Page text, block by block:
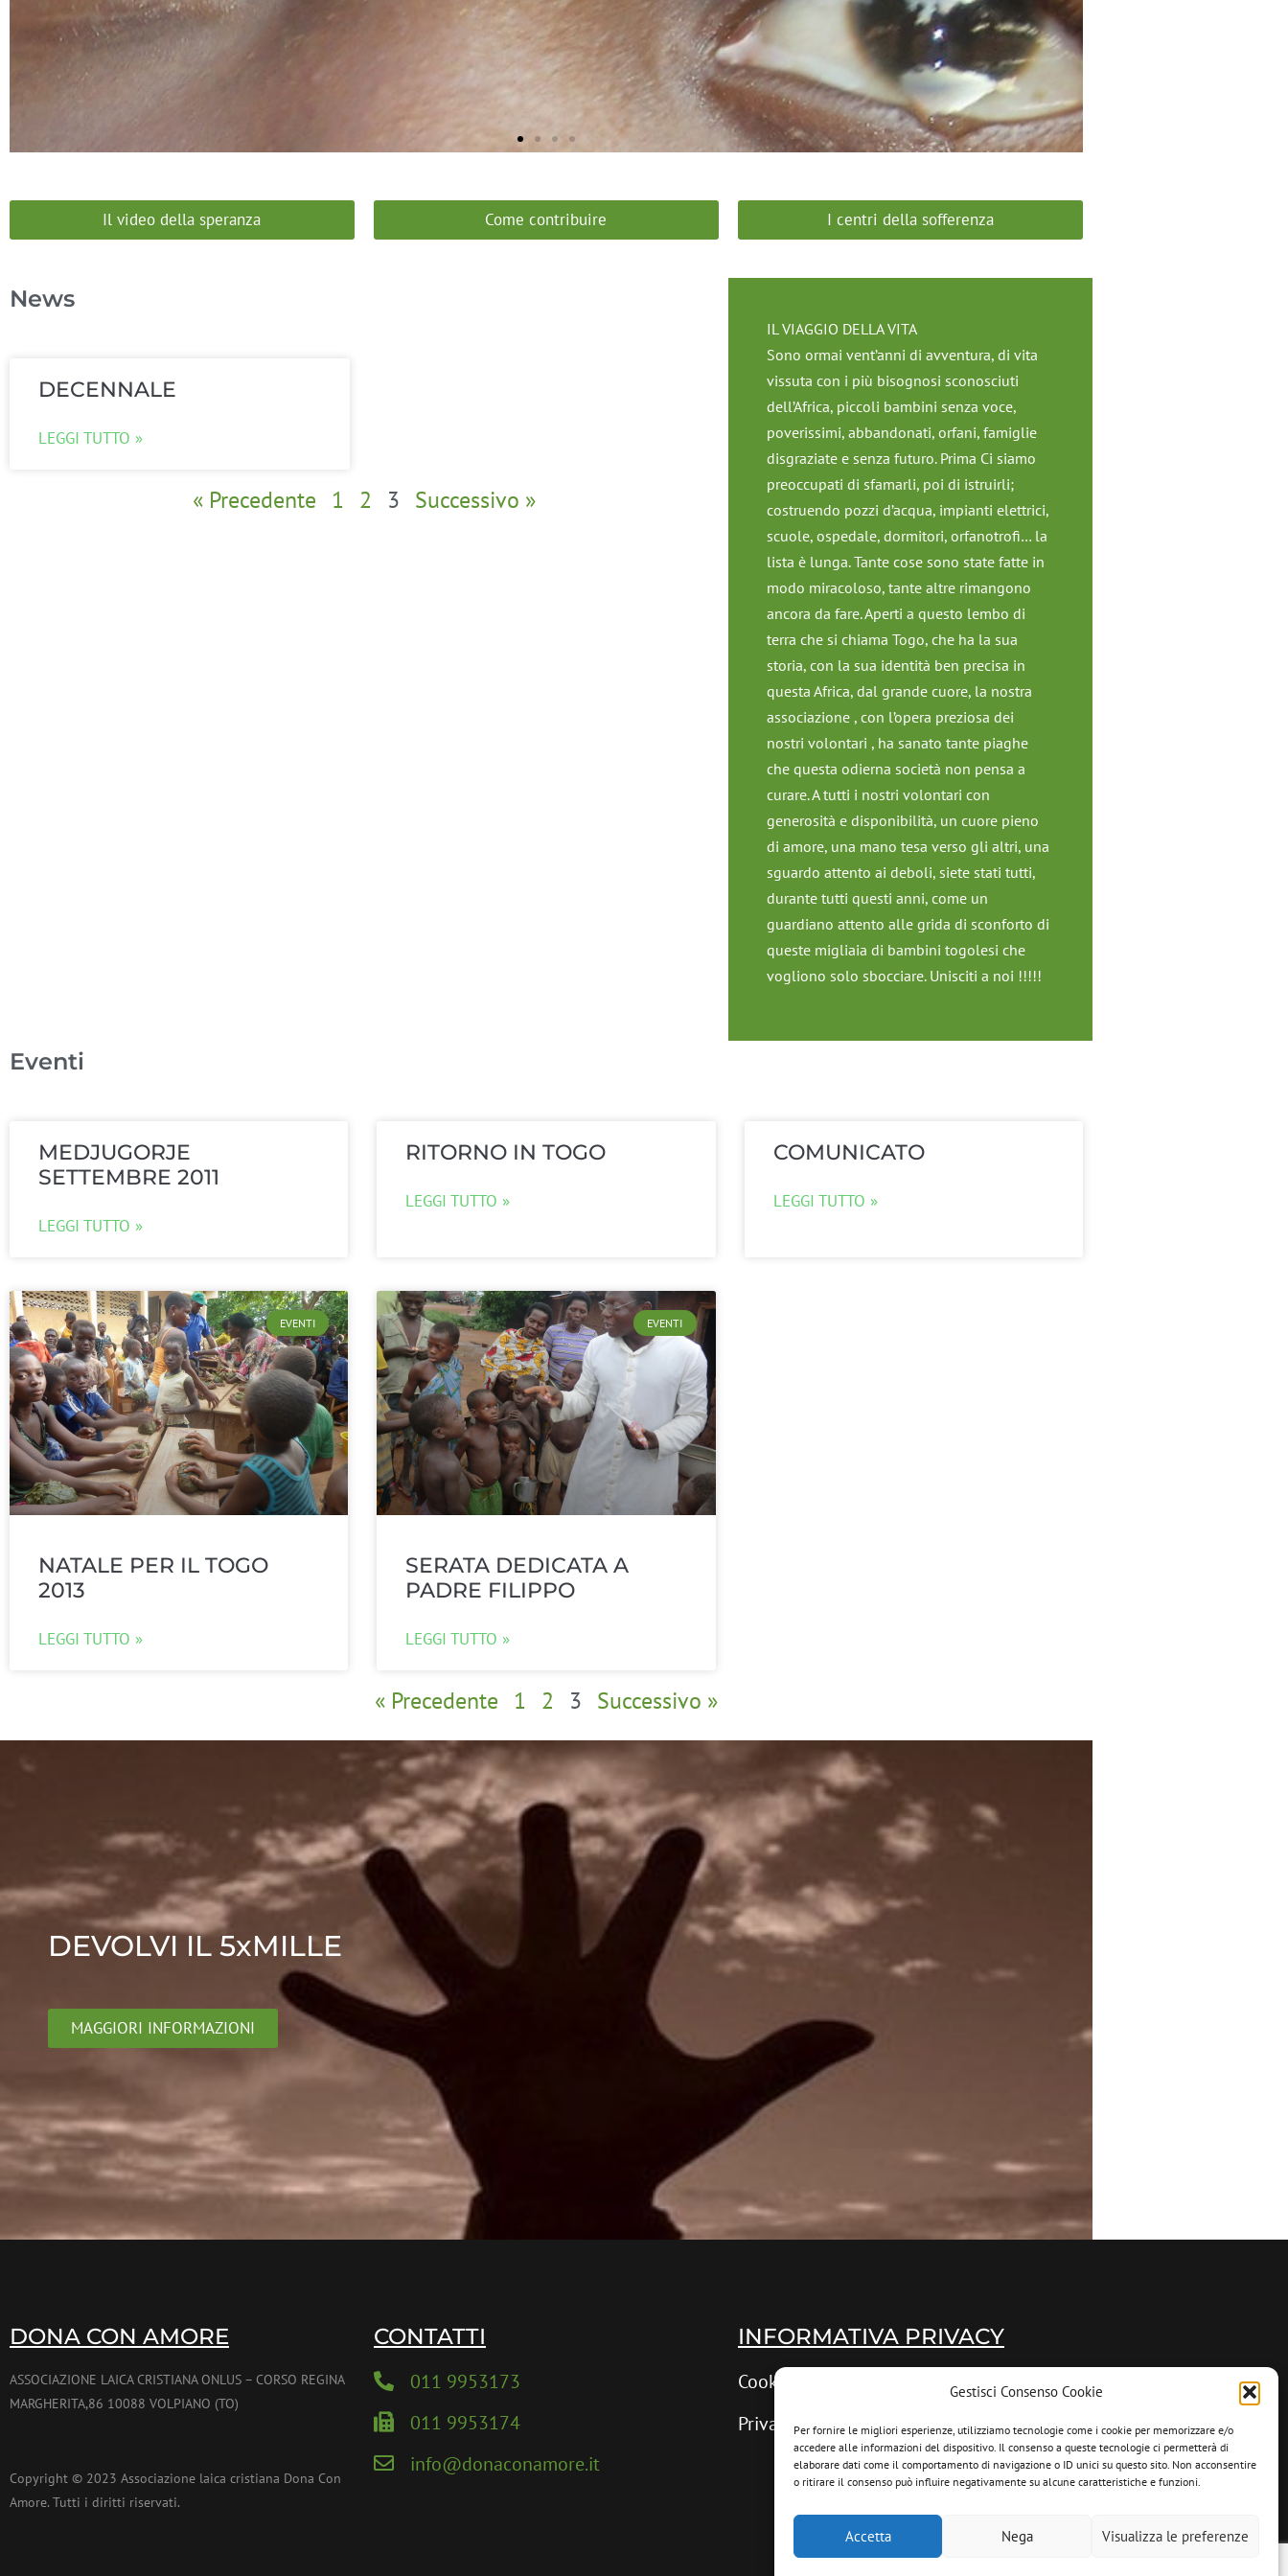
Gestisci Consenso Cookie
Per fornire le migliori esperienze, utilizziamo tecnologie come i cookie per memorizzare e/o
accedere alle informazioni del dispositivo. Il consenso a queste tecnologie ci permetterà di
elaborare dati come il comportamento di navigazione o ID unici su questo sito. Non acconsentire
o ritirare il consenso può influire negativamente su alcune caratteristiche e funzioni.
Accetta Nega Visualizza le preferenze
Il video della speranza Come contribuire I centri della sofferenza
News
DECENNALE
LEGGI TUTTO »
« Precedente 1 2 3 Successivo »
IL VIAGGIO DELLA VITA
Sono ormai vent’anni di avventura, di vita
vissuta con i più bisognosi sconosciuti
dell’Africa, piccoli bambini senza voce,
poverissimi, abbandonati, orfani, famiglie
disgraziate e senza futuro. Prima Ci siamo
preoccupati di sfamarli, poi di istruirli;
costruendo pozzi d’acqua, impianti elettrici,
scuole, ospedale, dormitori, orfanotrofi… la
lista è lunga. Tante cose sono state fatte in
modo miracoloso, tante altre rimangono
ancora da fare. Aperti a questo lembo di
terra che si chiama Togo, che ha la sua
storia, con la sua identità ben precisa in
questa Africa, dal grande cuore, la nostra
associazione , con l’opera preziosa dei
nostri volontari , ha sanato tante piaghe
che questa odierna società non pensa a
curare. A tutti i nostri volontari con
generosità e disponibilità, un cuore pieno
di amore, una mano tesa verso gli altri, una
sguardo attento ai deboli, siete stati tutti,
durante tutti questi anni, come un
guardiano attento alle grida di sconforto di
queste migliaia di bambini togolesi che
vogliono solo sbocciare. Unisciti a noi !!!!!
Eventi
MEDJUGORJE
SETTEMBRE 2011
LEGGI TUTTO »
RITORNO IN TOGO
LEGGI TUTTO »
COMUNICATO
LEGGI TUTTO »
EVENTI
NATALE PER IL TOGO
2013
LEGGI TUTTO »
EVENTI
SERATA DEDICATA A
PADRE FILIPPO
LEGGI TUTTO »
« Precedente 1 2 3 Successivo »
DEVOLVI IL 5xMILLE
MAGGIORI INFORMAZIONI
DONA CON AMORE
ASSOCIAZIONE LAICA CRISTIANA ONLUS – CORSO REGINA
MARGHERITA,86 10088 VOLPIANO (TO)
Copyright © 2023 Associazione laica cristiana Dona Con
Amore. Tutti i diritti riservati.
CONTATTI
011 9953173
011 9953174
info@donaconamore.it
INFORMATIVA PRIVACY
Cookie Policy
Privacy Policy